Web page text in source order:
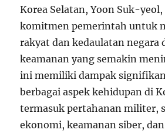
Korea Selatan, Yoon Suk-
komitmen pemerintah untuk
rakyat dan kedaulatan negara
keamanan yang semakin
ini memiliki dampak
berbagai aspek kehidupan di
termasuk pertahanan militer,
ekonomi, keamanan siber,